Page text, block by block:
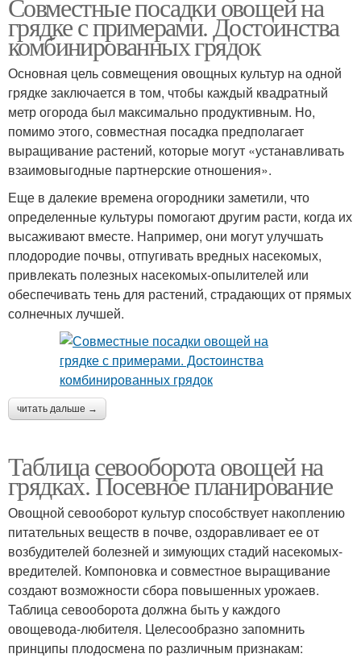
грядке с примерами. Достоинства
комбинированных грядок
Основная цель совмещения овощных культур на одной
грядке заключается в том, чтобы каждый квадратный
метр огорода был максимально продуктивным. Но,
помимо этого, совместная посадка предполагает
выращивание растений, которые могут «устанавливать
взаимовыгодные партнерские отношения».
Еще в далекие времена огородники заметили, что
определенные культуры помогают другим расти, когда их
высаживают вместе. Например, они могут улучшать
плодородие почвы, отпугивать вредных насекомых,
привлекать полезных насекомых-опылителей или
обеспечивать тень для растений, страдающих от прямых
солнечных лучшей.
читать дальше →
Таблица севооборота овощей на
грядках. Посевное планирование
Овощной севооборот культур способствует накоплению
питательных веществ в почве, оздоравливает ее от
возбудителей болезней и зимующих стадий насекомых-
вредителей. Компоновка и совместное выращивание
создают возможности сбора повышенных урожаев.
Таблица севооборота должна быть у каждого
овощевода-любителя. Целесообразно запомнить
принципы плодосмена по различным признакам: